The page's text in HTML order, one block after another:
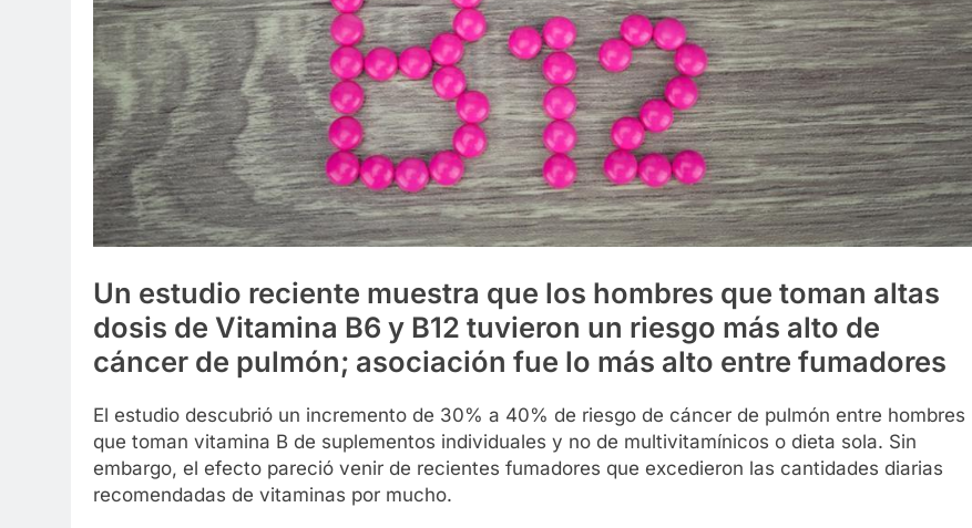
Un estudio reciente muestra que los hombres que toman altas
dosis de Vitamina B6 y B12 tuvieron un riesgo más alto de
cáncer de pulmón; asociación fue lo más alto entre fumadores
El estudio descubrió un incremento de 30% a 40% de riesgo de cáncer de pulmón entre hombres
que toman vitamina B de suplementos individuales y no de multivitamínicos o dieta sola. Sin
embargo, el efecto pareció venir de recientes fumadores que excedieron las cantidades diarias
recomendadas de vitaminas por mucho.